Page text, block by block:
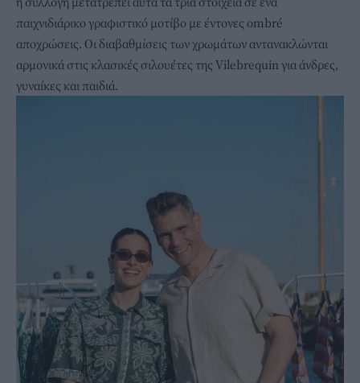
παιχνιδιάρικο γραφιστικό μοτίβο με έντονες ombré
αποχρώσεις. Οι διαβαθμίσεις των χρωμάτων αντανακλώνται
αρμονικά στις κλασικές σιλουέτες της Vilebrequin για άνδρες,
γυναίκες και παιδιά.